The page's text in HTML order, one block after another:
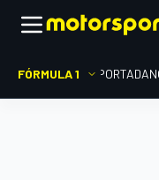
FÓRMULA 1 PORTADA